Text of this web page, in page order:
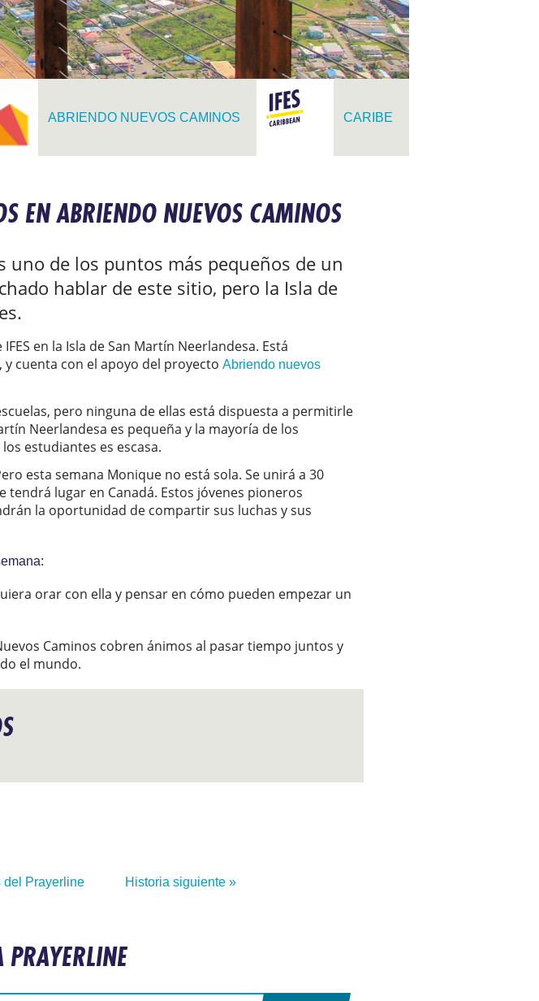
ABRIENDO NUEVOS CAMINOS CARIBE
EN ABRIENDO NUEVOS CAMINOS
uno de los puntos más pequeños de un
hablar de este sitio, pero la Isla de
en la Isla de San Martín Neerlandesa. Está
cuenta con el apoyo del proyecto Abriendo nuevos
pero ninguna de ellas está dispuesta a permitirle
Neerlandesa es pequeña y la mayoría de los
estudiantes es escasa.
esta semana Monique no está sola. Se unirá a 30
lugar en Canadá. Estos jóvenes pioneros
la oportunidad de compartir sus luchas y sus
orar con ella y pensar en cómo pueden empezar un
Caminos cobren ánimos al pasar tiempo juntos y
el mundo.
del Prayerline Historia siguiente »